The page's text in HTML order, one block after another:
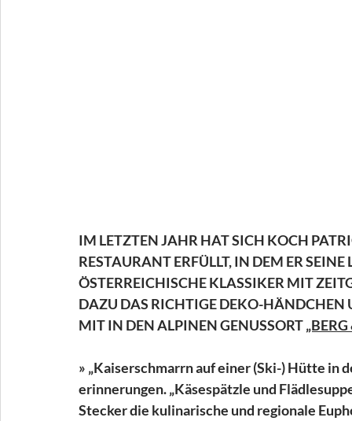
IM LETZTEN JAHR HAT SICH KOCH
RESTAURANT ERFÜLLT, IN DEM ER
ÖSTERREICHISCHE KLASSIKER MIT
DAZU DAS RICHTIGE DEKO-
MIT IN DEN ALPINEN GENUSSORT „BERG
» „Kaiserschmarrn auf einer (Ski-) Hütte in
erinnerungen. „Käsespätzle und
Stecker die kulinarische und regionale